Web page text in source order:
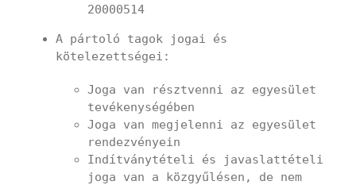
20000514
A pártoló tagok jogai és
kötelezettségei:
Joga van résztvenni az egyesület
tevékenységében
Joga van megjelenni az egyesület
rendezvényein
Indítványtételi és javaslattételi
joga van a közgyűlésen, de nem